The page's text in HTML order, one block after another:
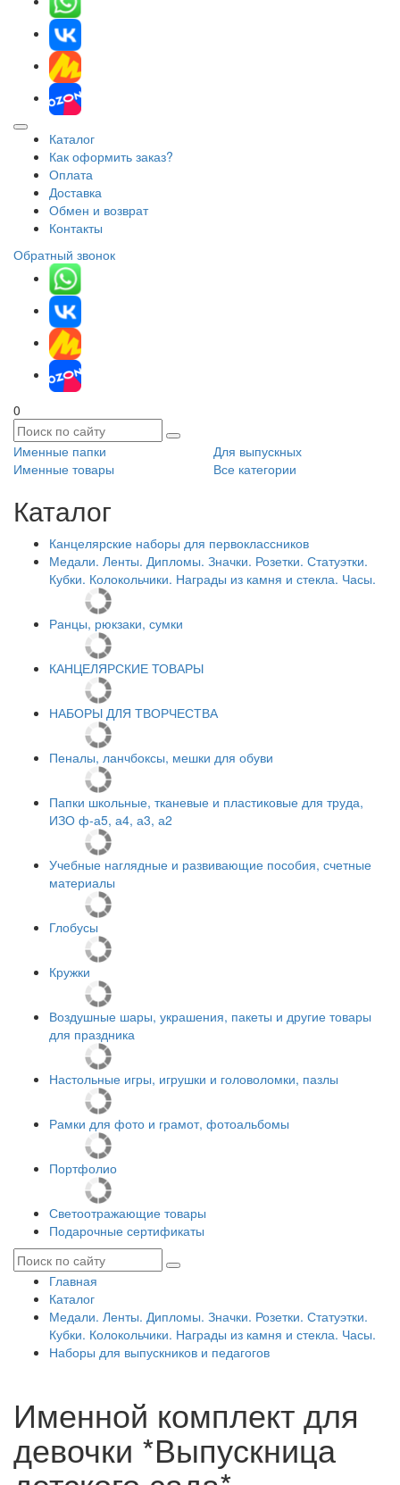
Каталог
Как оформить заказ?
Оплата
Доставка
Обмен и возврат
Контакты
Обратный звонок
0
Именные папки
Для выпускных
Именные товары
Все категории
Каталог
Канцелярские наборы для первоклассников
Медали. Ленты. Дипломы. Значки. Розетки. Статуэтки.
Кубки. Колокольчики. Награды из камня и стекла. Часы.
Ранцы, рюкзаки, сумки
КАНЦЕЛЯРСКИЕ ТОВАРЫ
НАБОРЫ ДЛЯ ТВОРЧЕСТВА
Пеналы, ланчбоксы, мешки для обуви
Папки школьные, тканевые и пластиковые для труда,
ИЗО ф-а5, а4, а3, а2
Учебные наглядные и развивающие пособия, счетные
материалы
Глобусы
Кружки
Воздушные шары, украшения, пакеты и другие товары
для праздника
Настольные игры, игрушки и головоломки, пазлы
Рамки для фото и грамот, фотоальбомы
Портфолио
Светоотражающие товары
Подарочные сертификаты
Главная
Каталог
Медали. Ленты. Дипломы. Значки. Розетки. Статуэтки.
Кубки. Колокольчики. Награды из камня и стекла. Часы.
Наборы для выпускников и педагогов
Именной комплект для
девочки *Выпускница